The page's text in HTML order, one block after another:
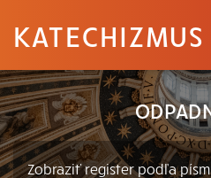
KATECHIZMUS